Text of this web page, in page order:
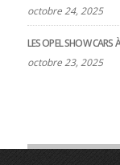
octobre 24, 2025
LES OPEL SHOW CARS
octobre 23, 2025